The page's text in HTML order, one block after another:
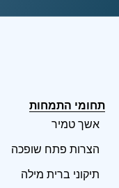
תחומי התמחות
אשך טמיר
הצרות פתח שופכה
תיקוני ברית מילה